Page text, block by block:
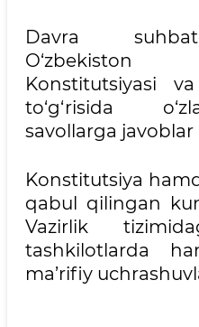
Davra
Konstitutsiyasi
to‘g‘risida
savollarga javoblar
Konstitutsiya
qabul qilingan
Vazirlik
tashkilotlarda
ma’rifiy